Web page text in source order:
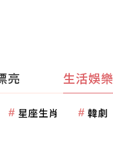
亮 生活娛樂
星座生肖 韓劇